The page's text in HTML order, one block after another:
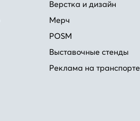
Верстка и дизайн
Мерч
POSM
Выставочные стенды
Реклама на транспорте